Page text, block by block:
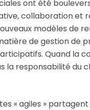
ont été
collaboration et
modèles de
de gestion de
Quand la
la responsabilité du
« agiles »